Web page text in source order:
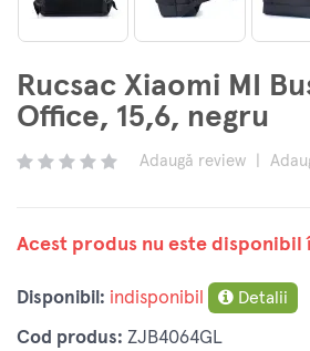
Rucsac Xiaomi MI
Office, 15,6, negru
Adaugă review
Acest produs nu este disponibil
Disponibil: indisponibil Detalii
Cod produs: ZJB4064GL